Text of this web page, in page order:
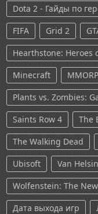
Dota 2 - Гайды по
FIFA
Grid 2
Hearthstone: Heroes
Minecraft
Plants vs. Zombies:
Saints Row 4
The
The Walking Dead
Ubisoft
Van
Wolfenstein: The
Дата выхода игр